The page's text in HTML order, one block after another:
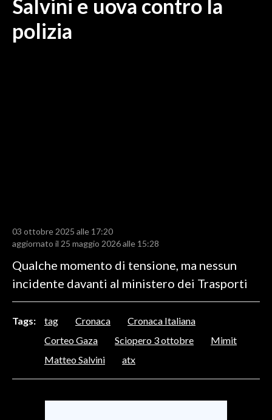
ITALIA
MONDO
RISULTATI E CLASSIFICHE
CALCIO REGIONALE
BASKET
MOTORI
ALTRI SPORT
Salvini e uova contro la
polizia
03 ottobre 2025 alle 17:20
aggiornato il 25 maggio 2026 alle 15:28
Qualche momento di tensione, ma nessun
incidente davanti al ministero dei Trasporti
Tags: tag Cronaca
Cronaca Italiana
Corteo Gaza
Sciopero 3 ottobre
Mimit
Matteo Salvini
atx